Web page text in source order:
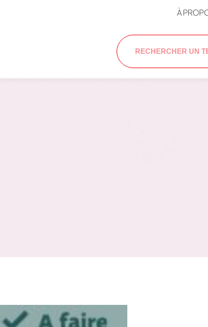
À